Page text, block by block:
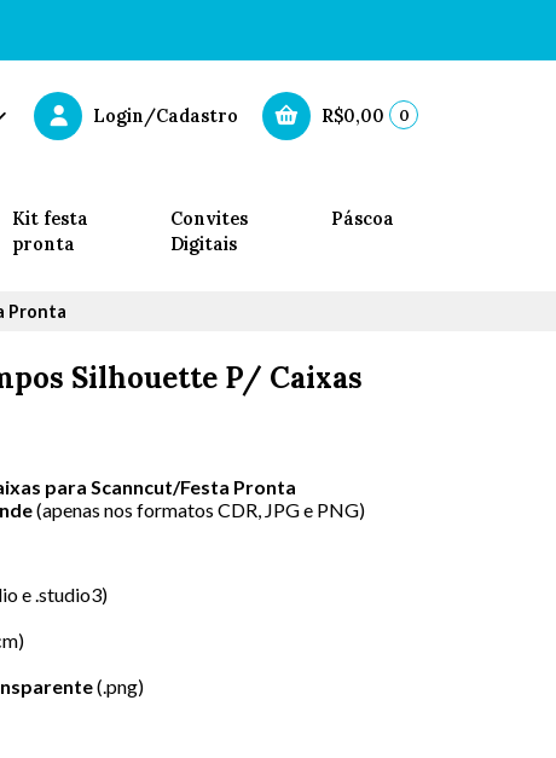
Login/Cadastro R$0,00 0
Kit festa
pronta
Convites
Digitais
Páscoa
Pronta
Silhouette P/ Caixas
para Scanncut/Festa Pronta
(apenas nos formatos CDR, JPG e PNG)
e .studio3)
(.png)